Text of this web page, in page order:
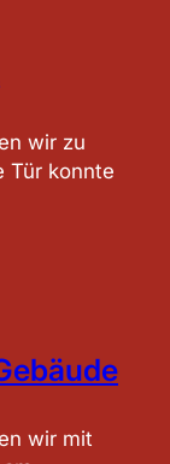
wir zu
Tür konnte
wir mit